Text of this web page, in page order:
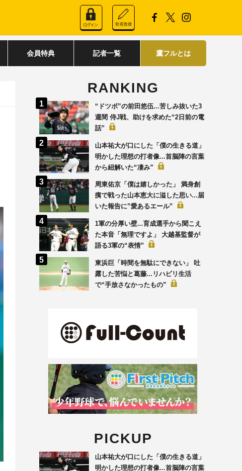
会員特典 記者一覧 鷹フルとは
RANKING
“ドツボ”の前田悠伍...苦しみ抜いた3
週間 侍J戦、助けを求めた“2日前の電
話”
山本祐大が口にした「僕の生きる道」
明かした理想の打者像...首脳陣の言葉
から紐解いた“凄み”
周東佑京「僕は嬉しかった」 満身創
痍で戦った山本恵大に溢した思い...届
いた報告に”愛あるエール”
1軍の分厚い壁...育成選手から聞こえ
た本音「無理ですよ」 大越基監督が
語る3軍の“表情”
東浜巨「時間を無駄にできない」 吐
露した苦悩と葛藤...リハビリ生活
で“手放さなかったもの”
PICKUP
山本祐大が口にした「僕の生きる道」
明かした理想の打者像...首脳陣の言葉